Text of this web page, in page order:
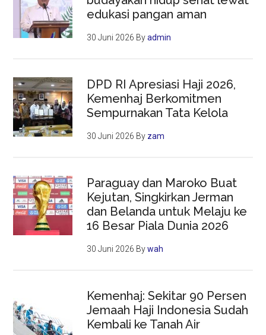
edukasi pangan aman
30 Juni 2026 Byadmin
DPD RI Apresiasi Haji 2026,
Kemenhaj Berkomitmen
Sempurnakan Tata Kelola
30 Juni 2026 By zam
Paraguay dan Maroko Buat
Kejutan, Singkirkan Jerman
dan Belanda untuk Melaju ke
16 Besar Piala Dunia 2026
30 Juni 2026 Bywah
Kemenhaj: Sekitar 90 Persen
Jemaah Haji Indonesia Sudah
Kembali ke Tanah Air